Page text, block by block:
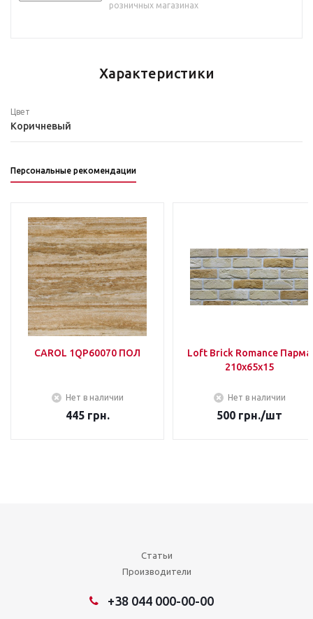
розничных магазинах
Характеристики
Цвет
Коричневый
Персональные рекомендации
CAROL 1QP60070 ПОЛ
Нет в наличии
445грн.
Loft Brick Romance Парма
210х65х15
Нет в наличии
500 грн./шт
Статьи
Производители
+38 044 000-00-00